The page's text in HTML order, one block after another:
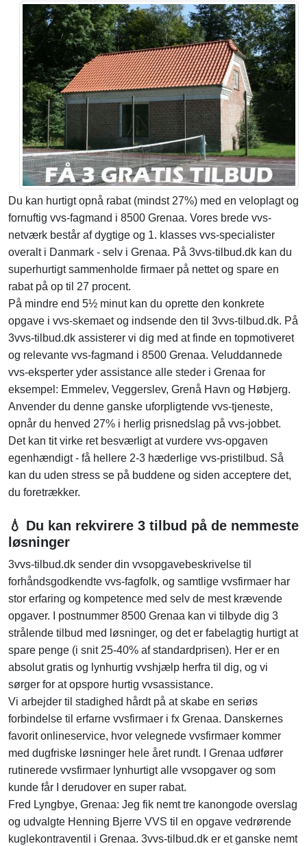
Du kan hurtigt opnå rabat (mindst 27%) med en veloplagt og
fornuftig vvs-fagmand i 8500 Grenaa. Vores brede vvs-
netværk består af dygtige og 1. klasses vvs-specialister
overalt i Danmark - selv i Grenaa. På 3vvs-tilbud.dk kan du
superhurtigt sammenholde firmaer på nettet og spare en
rabat på op til 27 procent.
På mindre end 5½ minut kan du oprette den konkrete
opgave i vvs-skemaet og indsende den til 3vvs-tilbud.dk. På
3vvs-tilbud.dk assisterer vi dig med at finde en topmotiveret
og relevante vvs-fagmand i 8500 Grenaa. Veluddannede
vvs-eksperter yder assistance alle steder i Grenaa for
eksempel: Emmelev, Veggerslev, Grenå Havn og Høbjerg.
Anvender du denne ganske uforpligtende vvs-tjeneste,
opnår du henved 27% i herlig prisnedslag på vvs-jobbet.
Det kan tit virke ret besværligt at vurdere vvs-opgaven
egenhændigt - få hellere 2-3 hæderlige vvs-pristilbud. Så
kan du uden stress se på buddene og siden acceptere det,
du foretrækker.
💧 Du kan rekvirere 3 tilbud på de nemmeste
løsninger
3vvs-tilbud.dk sender din vvsopgavebeskrivelse til
forhåndsgodkendte vvs-fagfolk, og samtlige vvsfirmaer har
stor erfaring og kompetence med selv de mest krævende
opgaver. I postnummer 8500 Grenaa kan vi tilbyde dig 3
strålende tilbud med løsninger, og det er fabelagtig hurtigt at
spare penge (i snit 25-40% af standardprisen). Her er en
absolut gratis og lynhurtig vvshjælp herfra til dig, og vi
sørger for at opspore hurtig vvsassistance.
Vi arbejder til stadighed hårdt på at skabe en seriøs
forbindelse til erfarne vvsfirmaer i fx Grenaa. Danskernes
favorit onlineservice, hvor velegnede vvsfirmaer kommer
med dugfriske løsninger hele året rundt. I Grenaa udfører
rutinerede vvsfirmaer lynhurtigt alle vvsopgaver og som
kunde får I derudover en super rabat.
Fred Lyngbye, Grenaa: Jeg fik nemt tre kanongode overslag
og udvalgte Henning Bjerre VVS til en opgave vedrørende
kuglekontraventil i Grenaa. 3vvs-tilbud.dk er et ganske nemt